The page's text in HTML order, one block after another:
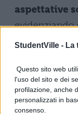
StudentVille - La
Questo sito web
l'uso del sito e dei
profilazione, anche
personalizzati in
consenso.
aspettative
evidenziando
(“fai così e fai
autenticità e
vincoli
propria strada.